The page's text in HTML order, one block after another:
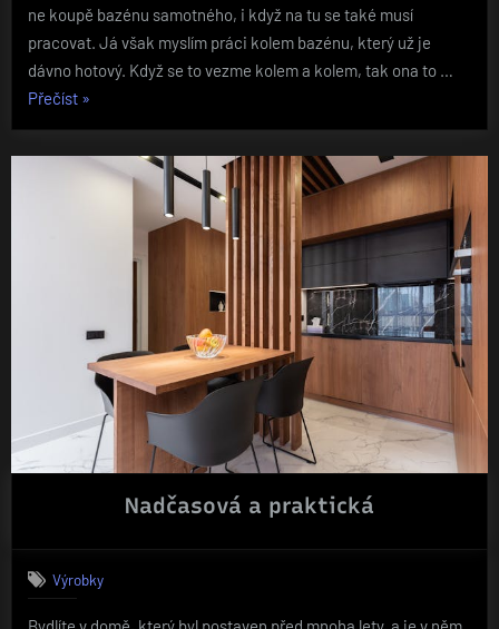
ne koupě bazénu samotného, i když na tu se také musí
pracovat. Já však myslím práci kolem bazénu, který už je
dávno hotový. Když se to vezme kolem a kolem, tak ona to …
Přečíst„Odpočinek
vody“
»
Nadčasová a praktická
Výrobky